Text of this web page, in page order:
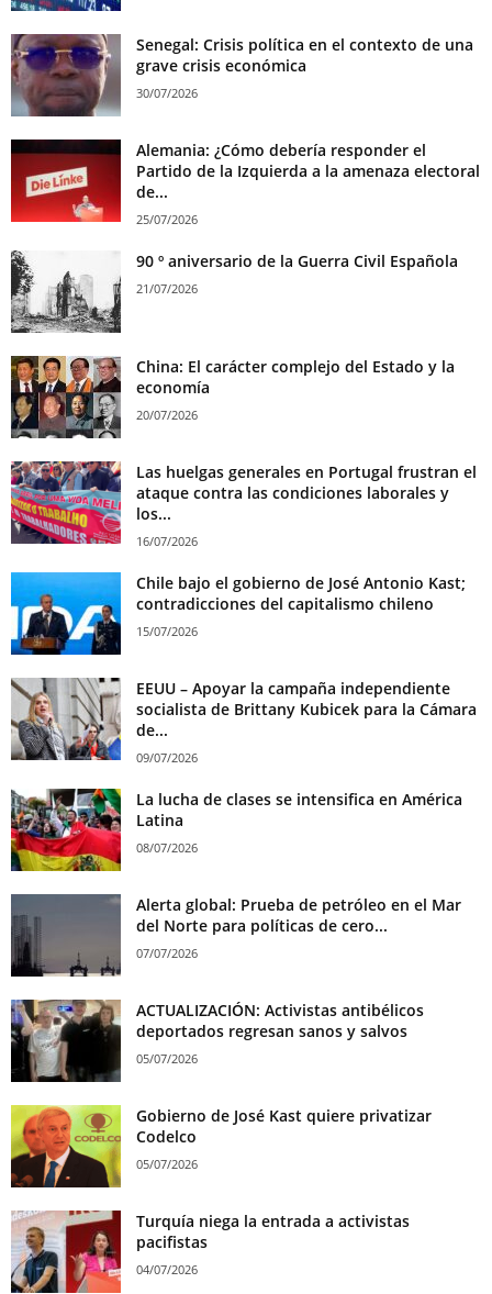
Senegal: Crisis política en el contexto de una
grave crisis económica
30/07/2026
Alemania: ¿Cómo debería responder el
Partido de la Izquierda a la amenaza electoral
de...
25/07/2026
90 º aniversario de la Guerra Civil Española
21/07/2026
China: El carácter complejo del Estado y la
economía
20/07/2026
Las huelgas generales en Portugal frustran el
ataque contra las condiciones laborales y
los...
16/07/2026
Chile bajo el gobierno de José Antonio Kast;
contradicciones del capitalismo chileno
15/07/2026
EEUU – Apoyar la campaña independiente
socialista de Brittany Kubicek para la Cámara
de...
09/07/2026
La lucha de clases se intensifica en América
Latina
08/07/2026
Alerta global: Prueba de petróleo en el Mar
del Norte para políticas de cero...
07/07/2026
ACTUALIZACIÓN: Activistas antibélicos
deportados regresan sanos y salvos
05/07/2026
Gobierno de José Kast quiere privatizar
Codelco
05/07/2026
Turquía niega la entrada a activistas
pacifistas
04/07/2026